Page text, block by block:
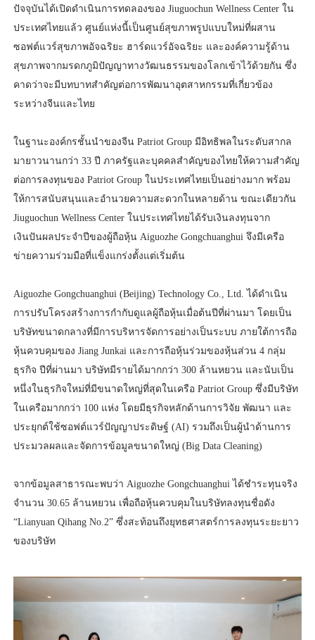
ปัจจุบันได้เปิดดำเนินการทดลองของ Jiuguochun Wellness Center ใน
ประเทศไทยแล้ว ศูนย์แห่งนี้เป็นศูนย์สุขภาพรูปแบบใหม่ที่ผสาน
ซอฟต์แวร์สุขภาพอัจฉริยะ ฮาร์ดแวร์อัจฉริยะ และองค์ความรู้ด้าน
สุขภาพจากมรดกภูมิปัญญาทางวัฒนธรรมของโลกเข้าไว้ด้วยกัน ซึ่ง
คาดว่าจะมีบทบาทสำคัญต่อการพัฒนาอุตสาหกรรมที่เกี่ยวข้อง
ระหว่างจีนและไทย
ในฐานะองค์กรชั้นนำของจีน Patriot Group มีอิทธิพลในระดับสากล
มายาวนานกว่า 33 ปี ภาครัฐและบุคคลสำคัญของไทยให้ความสำคัญ
ต่อการลงทุนของ Patriot Group ในประเทศไทยเป็นอย่างมาก พร้อม
ให้การสนับสนุนและอำนวยความสะดวกในหลายด้าน ขณะเดียวกัน
Jiuguochun Wellness Center ในประเทศไทยได้รับเงินลงทุนจาก
เงินปันผลประจำปีของผู้ถือหุ้น Aiguozhe Gongchuanghui จึงมีเครือ
ข่ายความร่วมมือที่แข็งแกร่งตั้งแต่เริ่มต้น
Aiguozhe Gongchuanghui (Beijing) Technology Co., Ltd. ได้ดำเนิน
การปรับโครงสร้างการกำกับดูแลผู้ถือหุ้นเมื่อต้นปีที่ผ่านมา โดยเป็น
บริษัทขนาดกลางที่มีการบริหารจัดการอย่างเป็นระบบ ภายใต้การถือ
หุ้นควบคุมของ Jiang Junkai และการถือหุ้นร่วมของหุ้นส่วน 4 กลุ่ม
ธุรกิจ ปีที่ผ่านมา บริษัทมีรายได้มากกว่า 300 ล้านหยวน และนับเป็น
หนึ่งในธุรกิจใหม่ที่มีขนาดใหญ่ที่สุดในเครือ Patriot Group ซึ่งมีบริษัท
ในเครือมากกว่า 100 แห่ง โดยมีธุรกิจหลักด้านการวิจัย พัฒนา และ
ประยุกต์ใช้ซอฟต์แวร์ปัญญาประดิษฐ์ (AI) รวมถึงเป็นผู้นำด้านการ
ประมวลผลและจัดการข้อมูลขนาดใหญ่ (Big Data Cleaning)
จากข้อมูลสาธารณะพบว่า Aiguozhe Gongchuanghui ได้ชำระทุนจริง
จำนวน 30.65 ล้านหยวน เพื่อถือหุ้นควบคุมในบริษัทลงทุนชื่อดัง
“Lianyuan Qihang No.2” ซึ่งสะท้อนถึงยุทธศาสตร์การลงทุนระยะยาว
ของบริษัท